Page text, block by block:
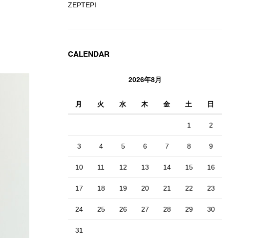
ZEPTEPI
CALENDAR
2026年8月
月 火 水 木 金 土 日
1 2
3 4 5 6 7 8 9
10 11 12 13 14 15 16
17 18 19 20 21 22 23
24 25 26 27 28 29 30
31